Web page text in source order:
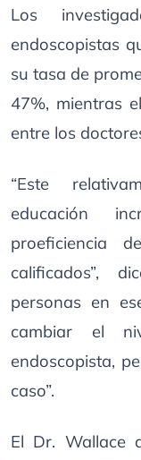
Los
endoscopistas
su tasa de
47%, mientras
entre los
“Este
educación
proeficiencia
calificados”,
personas en
cambiar el
endoscopista,
caso”.
El Dr. Wallace